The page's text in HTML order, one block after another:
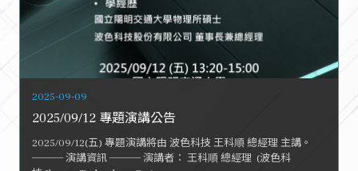
2025-09-09
2025/09/12 專題演講公告
2025/09/12(五) 專題演講將由 波色科技 王科順 總經理 主講。
─── 演講資訊 ─── 演講者： 王科順 總經理 (波色科